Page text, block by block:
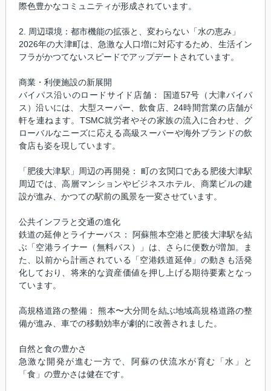
際色豊かなコミュニティが形成されています。
2. 周辺環境：都市機能の拡張と、変わらない「水の恵み」
2026年の大津町は、急激な人口増に対応するため、生活イン
フラがかつてないスピードでアップデートされています。
商業・利便施設の新展開
バイパス沿いのロードサイド店舗： 国道57号（大津バイパ
ス）沿いには、大型スーパー、飲食店、24時間営業の店舗が
軒を連ねます。TSMC就労者やその家族の流入に合わせ、グ
ローバルなニーズに応える高級スーパーや海外ブランドの飲
食店も姿を現しています。
「肥後大津駅」周辺の再開発： 町の玄関口である肥後大津駅
周辺では、高層マンションやビジネスホテル、商業ビルの建
設が進み、かつての駅前の風景を一変させています。
公共インフラと交通の進化
鉄道の延伸とライナーバス： 阿蘇熊本空港と肥後大津駅を結
ぶ「空港ライナー（無料バス）」は、さらに便数が増加。ま
た、以前から計画されている「空港鉄道延伸」の動きも活発
化しており、将来的な資産価値を押し上げる期待要素となっ
ています。
高規格道路の整備： 熊本〜大分間を結ぶ地域高規格道路の整
備が進み、車での移動効率が劇的に改善されました。
自然と食の豊かさ
急激な開発が進む一方で、阿蘇の伏流水が育む「水」と
「食」の豊かさは健在です。